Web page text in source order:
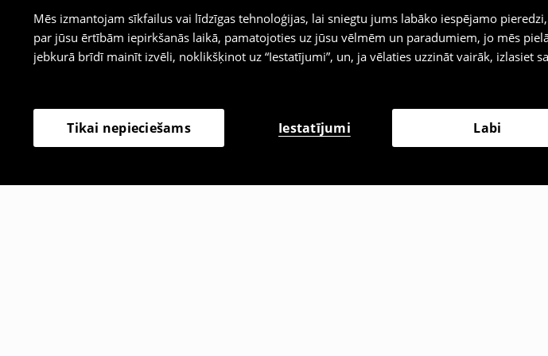
Mēs izmantojam sīkfailus vai līdzīgas tehnoloģijas, lai sniegtu jums labāko iespējamo
par jūsu ērtībām iepirkšanās laikā, pamatojoties uz jūsu vēlmēm un paradumiem, jo mēs
jebkurā brīdī mainīt izvēli, noklikšķinot uz “Iestatījumi”, un, ja vēlaties uzzināt vairāk, izlasiet
Tikai nepieciešams Iestatījumi Labi